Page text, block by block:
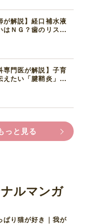
が解説】経口補水液
はＮＧ？歯のリスク
専門医が解説】子育
えたい「腱鞘炎」の
っと見る
ルマンガ
ぱり猫が好き｜我が